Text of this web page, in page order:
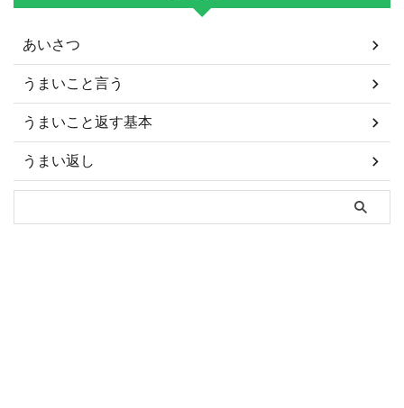
あいさつ
うまいこと言う
うまいこと返す基本
うまい返し